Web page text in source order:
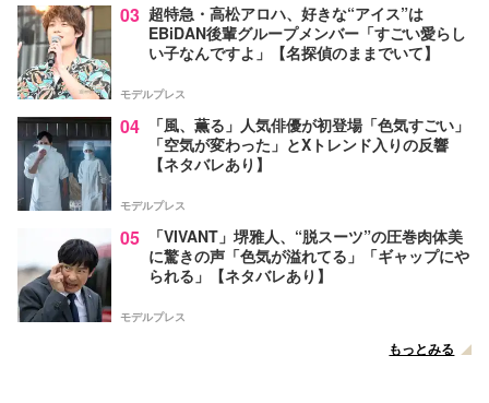
03 超特急・高松アロハ、好きな“アイス”は
EBiDAN後輩グループメンバー「すごい愛らし
い子なんですよ」【名探偵のままでいて】
モデルプレス
04
「風、薫る」人気俳優が初登場「色気すごい」
「空気が変わった」とXトレンド入りの反響
【ネタバレあり】
モデルプレス
05
「VIVANT」堺雅人、“脱スーツ”の圧巻肉体美
に驚きの声「色気が溢れてる」「ギャップにや
られる」【ネタバレあり】
モデルプレス
もっとみる